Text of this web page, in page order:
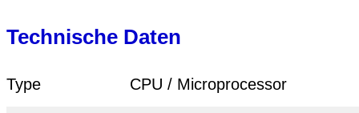
Technische Daten
Type CPU / Microprocessor